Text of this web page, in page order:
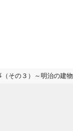
その３）～明治の建